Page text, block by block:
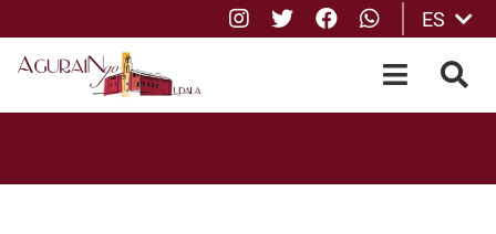
Instagram
TwitterFacebook
whatsApp
ES
OPEN-